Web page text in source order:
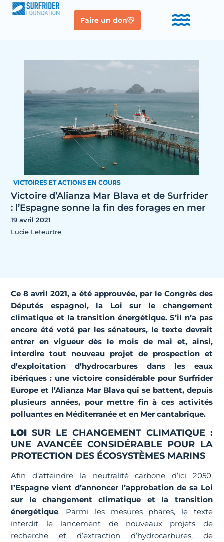
Faire un don
VICTOIRES ET ACTIONS EN COURS
Victoire d’Alianza Mar Blava et de Surfrider
: l’Espagne sonne la fin des forages en mer
19 avril 2021
Lucie Leteurtre
Ce 8 avril 2021, a été approuvée, par le Congrès des
Députés espagnol, la Loi sur le changement
climatique et la transition énergétique. S’il n’a pas
encore été voté par les sénateurs, le texte devrait
entrer en vigueur dès le mois de mai et, ainsi,
interdire tout nouveau projet de prospection et
d’exploitation d’hydrocarbures dans les eaux
ibériques : une victoire considérable pour Surfrider
Europe et l’Alianza Mar Blavaqui se battent, depuis
plusieurs années, pour mettre fin à ces activités
polluantes en Méditerranée eten Mer cantabrique.
LOI SUR LE CHANGEMENT CLIMATIQUE :
UNE AVANCÉE CONSIDÉRABLE POUR LA
PROTECTION DES ÉCOSYSTÈMES MARINS
Afin d’atteindre la neutralité carbone d’ici 2050,
l’Espagne vient d’annoncer l’approbation de sa Loi
sur le changement climatique et la transition
énergétique. Parmi les mesures phares, le texte
interdit le lancement de nouveaux projets de
recherche et d’extraction d’hydrocarbures, de